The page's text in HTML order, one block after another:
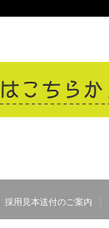
採用見本送付のご案内